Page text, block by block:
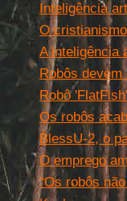
Inteligência
O
A inteligência
Robôs
Robô
Os robôs
BlessU-2, o
O emprego
“Os robôs